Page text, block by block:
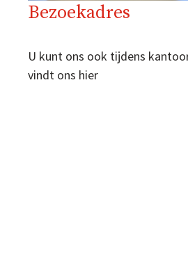
Bezoekadres
U kunt ons ook tijdens
vindt ons hier